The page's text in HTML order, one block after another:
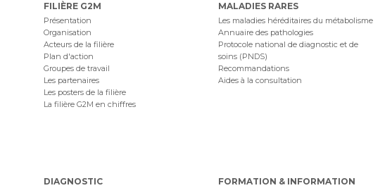
FILIÈRE G2M
Présentation
Organisation
Acteurs de la filière
Plan d'action
Groupes de travail
Les partenaires
Les posters de la filière
La filière G2M en chiffres
MALADIES RARES
Les maladies héréditaires du métabolisme
Annuaire des pathologies
Protocole national de diagnostic et de
soins (PNDS)
Recommandations
Aides à la consultation
DIAGNOSTIC FORMATION & INFORMATION